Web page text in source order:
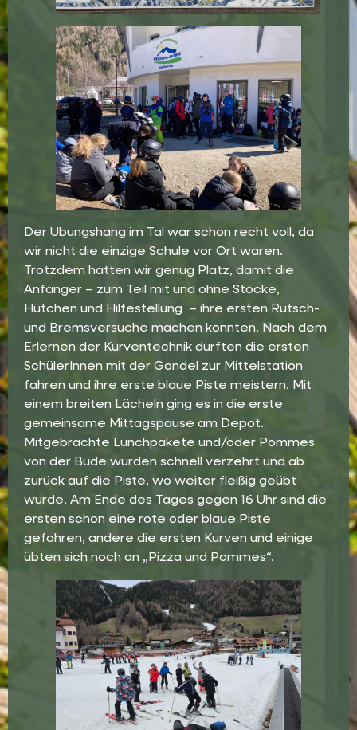
Der Übungshang im Tal war schon recht voll, da
wir nicht die einzige Schule vor Ort waren.
Trotzdem hatten wir genug Platz, damit die
Anfänger – zum Teil mit und ohne Stöcke,
Hütchen und Hilfestellung – ihre ersten Rutsch-
und Bremsversuche machen konnten. Nach dem
Erlernen der Kurventechnik durften die ersten
SchülerInnen mit der Gondel zur Mittelstation
fahren und ihre erste blaue Piste meistern. Mit
einem breiten Lächeln ging es in die erste
gemeinsame Mittagspause am Depot.
Mitgebrachte Lunchpakete und/oder Pommes
von der Bude wurden schnell verzehrt und ab
zurück auf die Piste, wo weiter fleißig geübt
wurde. Am Ende des Tages gegen 16 Uhr sind die
ersten schon eine rote oder blaue Piste
gefahren, andere die ersten Kurven und einige
übten sich noch an „Pizza und Pommes“.